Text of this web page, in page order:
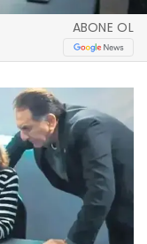
ABONE OL